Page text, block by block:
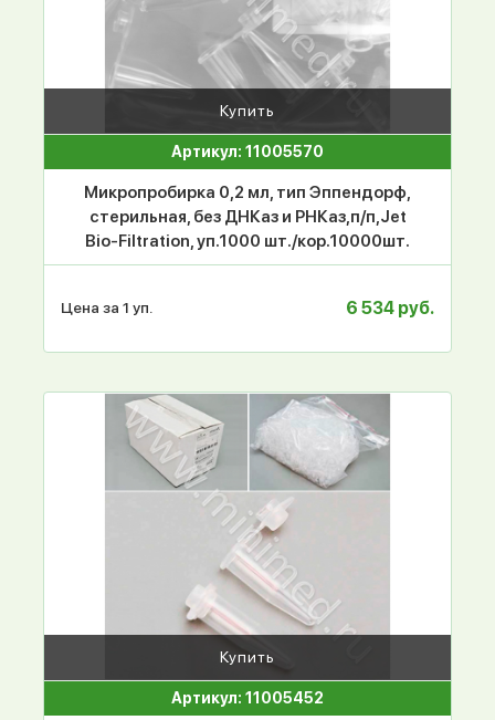
Купить
Артикул: 11005570
Микропробирка 0,2 мл, тип Эппендорф,
стерильная, без ДНКаз и РНКаз,п/п,Jet
Bio-Filtration, уп.1000 шт./кор.10000шт.
Цена за 1 уп. 6 534 руб.
Купить
Артикул: 11005452